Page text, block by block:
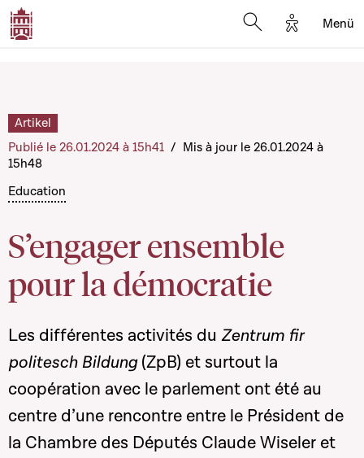
Options
Menü
Education
S’engager ensemble
pour la démocratie
Artikel
Publié le 26.01.2024 à 15h41 / Mis à jour le 26.01.2024 à
15h48
Les différentes activités du Zentrum fir
politesch Bildung(ZpB) et surtout la
coopération avec le parlement ont été au
centre d’une rencontre entre le Président de
la Chambre des Députés Claude Wiseler et